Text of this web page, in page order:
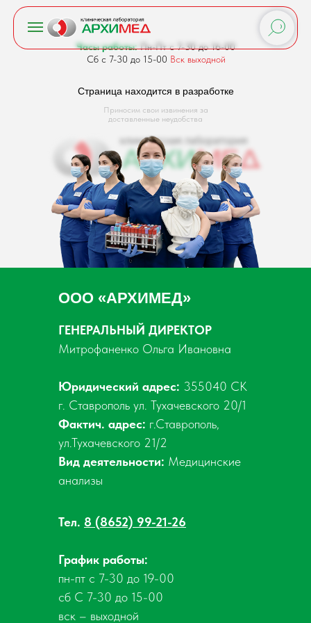
Часы работы:Пн-Пт с 7-30 до 16-00
Сб с 7-30 до 15-00 Вск выходной
Страница находится в разработке
Приносим свои извинения за
доставленные неудобства
ГЕНЕРАЛЬНЫЙ ДИРЕКТОР
Митрофаненко Ольга Ивановна
Юридический адрес: 355040 СК
г. Ставрополь ул. Тухачевского 20/1
Фактич. адрес: г.Ставрополь,
ул.Тухачевского 21/2
Вид деятельности: Медицинские
анализы
Тел. 8 (8652) 99-21-26
График работы:
пн-пт с 7-30 до 19-00
сб С 7-30 до 15-00
вск – выходной
ООО «АРХИМЕД»